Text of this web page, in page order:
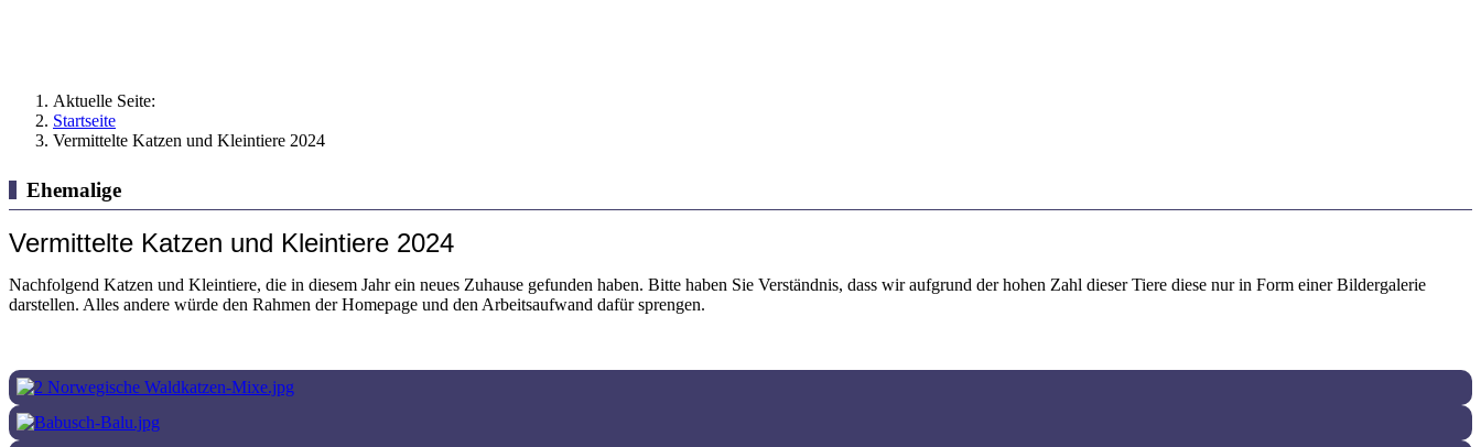
Aktuelle Seite:
Startseite
Vermittelte Katzen und Kleintiere 2024
Ehemalige
Vermittelte Katzen und Kleintiere 2024
Nachfolgend Katzen und Kleintiere, die in diesem Jahr ein neues Zuhause gefunden haben. Bitte haben Sie Verständnis, dass wir aufgrund der hohen Zahl dieser Tiere diese nur in Form einer Bildergalerie
darstellen. Alles andere würde den Rahmen der Homepage und den Arbeitsaufwand dafür sprengen.